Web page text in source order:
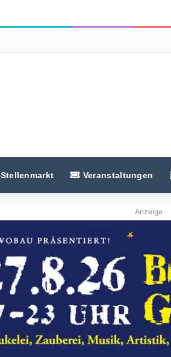
Stellenmarkt Veranstaltungen
Anzeige